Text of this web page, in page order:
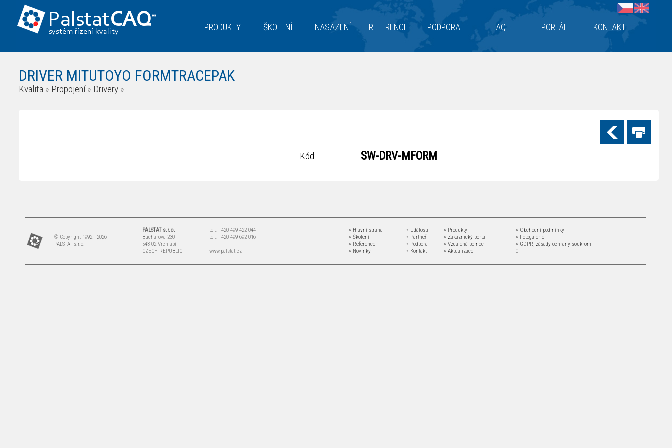
PalstatCAQ®
systém řízení kvality PRODUKTY ŠKOLENÍ NASAZENÍ REFERENCE PODPORA FAQ PORTÁL KONTAKT
DRIVER MITUTOYO FORMTRACEPAK
Kvalita » Propojení» Drivery »
Kód: SW-DRV-MFORM
© Copyright 1992 - 2026
PALSTAT s.r.o.
PALSTAT s.r.o.
Bucharova 230
543 02 Vrchlabí
CZECH REPUBLIC
tel.: +420 499 422 044
tel.: +420 499 692 016
www.palstat.cz
» Hlavní strana
» Školení
» Reference
» Novinky
» Události
» Partneři
» Podpora
» Kontakt
» Produkty
» Zákaznický portál
» Vzdálená pomoc
» Aktualizace
» Obchodní podmínky
» Fotogalerie
» GDPR, zásady ochrany soukromí
0